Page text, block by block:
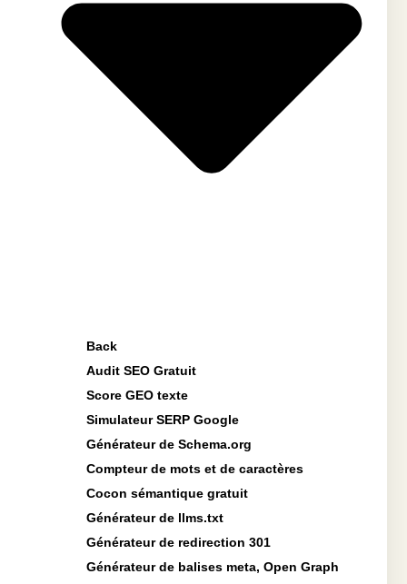
Back
Audit SEO Gratuit
Score GEO texte
Simulateur SERP Google
Générateur de Schema.org
Compteur de mots et de caractères
Cocon sémantique gratuit
Générateur de llms.txt
Générateur de redirection 301
Générateur de balises meta, Open Graph